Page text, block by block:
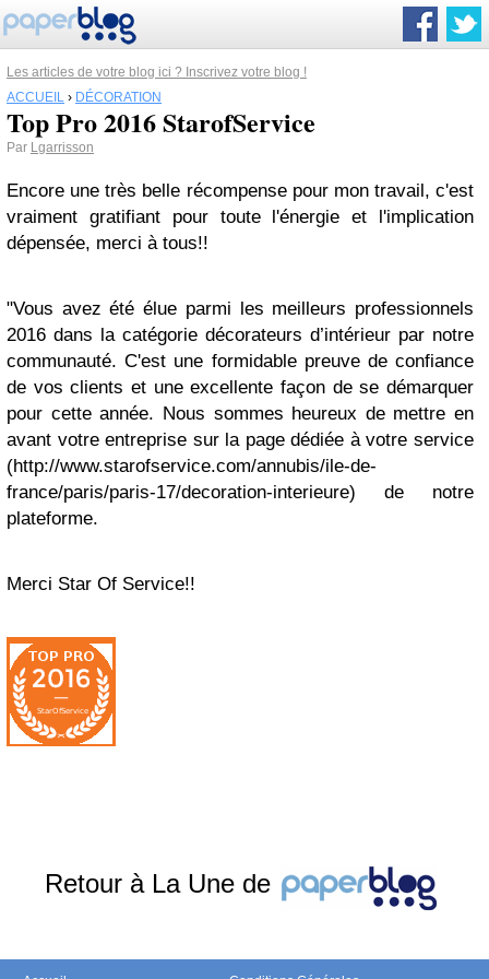
Les articles de votre blog ici ? Inscrivez votre blog !
ACCUEIL › DÉCORATION
Top Pro 2016 StarofService
Par Lgarrisson
Encore une très belle récompense pour mon travail, c'est
vraiment gratifiant pour toute l'énergie et l'implication
dépensée, merci à tous!!
"Vous avez été élue parmi les meilleurs professionnels
2016 dans la catégorie décorateurs d’intérieur par notre
communauté. C'est une formidable preuve de confiance
de vos clients et une excellente façon de se démarquer
pour cette année. Nous sommes heureux de mettre en
avant votre entreprise sur la page dédiée à votre service
(http://www.starofservice.com/annubis/ile-de-
france/paris/paris-17/decoration-interieure) de notre
plateforme.
Merci Star Of Service!!
Retour à La Une de